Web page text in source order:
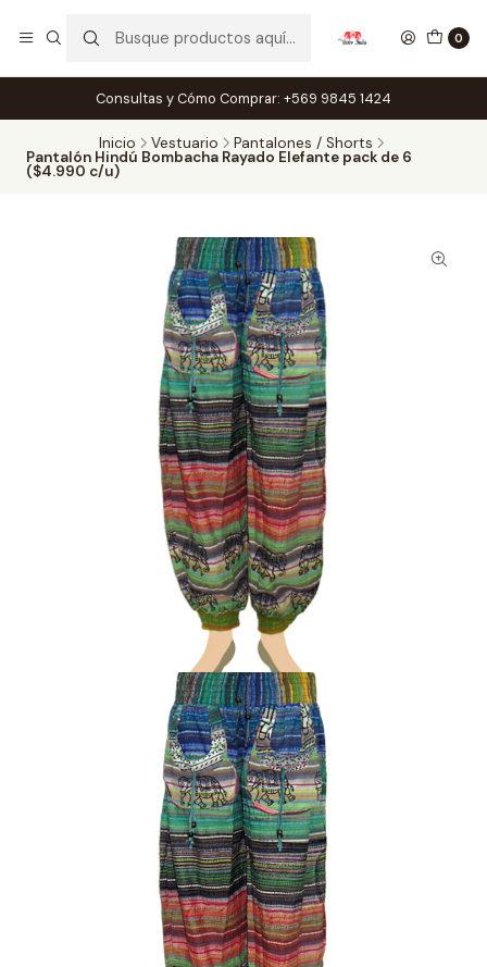
0
Consultas y Cómo Comprar: +569 9845 1424
Inicio Vestuario Pantalones / Shorts
Pantalón Hindú Bombacha Rayado Elefante pack de 6
($4.990 c/u)